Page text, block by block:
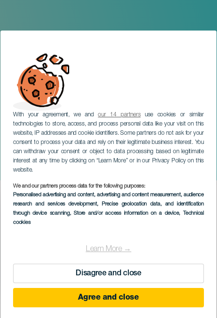
With your agreement, we andour 14 partnersuse cookies or similar
technologies to store, access, and process personal data like your visit on this
website, IP addresses and cookie identifiers. Some partners do not ask for your
consent to process your data and rely on their legitimate business interest. You
can withdraw your consent or object to data processing based on legitimate
interest at any time by clicking on “Learn More” or in our Privacy Policy on this
website.
We and our partners process data for the following purposes:
Personalised advertising and content, advertising and content measurement, audience
research and services development, Precise geolocation data, and identification
through device scanning, Store and/or access information on a device, Technical
cookies
Learn More →
Disagree and close
Agree and close
Jugoslaverna
GRAN CANARIA
Imagen
Listado